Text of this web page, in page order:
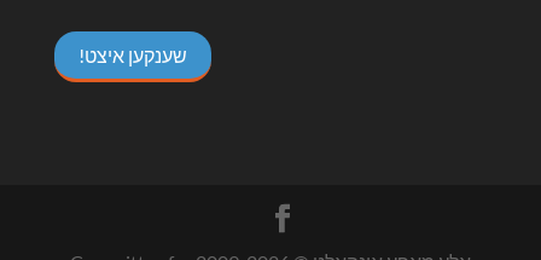
שענקען איצט!